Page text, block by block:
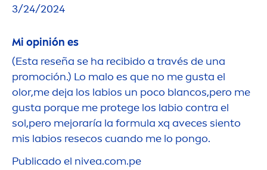
3/24/2024
Mi opinión es
(Esta reseña se ha recibido a través de una
promoción.) Lo malo es que no me gusta el
olor,me deja los labios un poco blancos,pero me
gusta porque me protege los labio contra el
sol,pero mejoraría la formula xq aveces siento
mis labios resecos cuando me lo pongo.
Publicado el nivea.com.pe